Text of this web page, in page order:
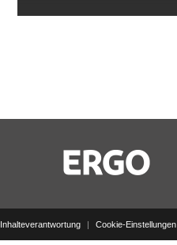
Inhalteverantwortung | Cookie-Einstellungen